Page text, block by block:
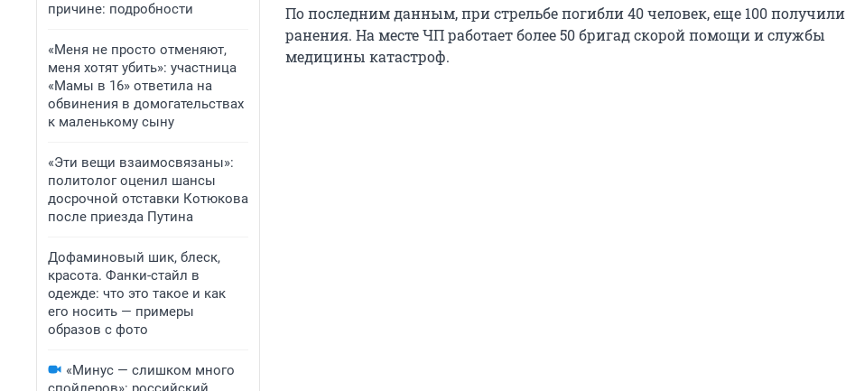
причине: подробности
«Меня не просто отменяют,
меня хотят убить»: участница
«Мамы в 16» ответила на
обвинения в домогательствах
к маленькому сыну
«Эти вещи взаимосвязаны»:
политолог оценил шансы
досрочной отставки Котюкова
после приезда Путина
Дофаминовый шик, блеск,
красота. Фанки-стайл в
одежде: что это такое и как
его носить — примеры
образов с фото
«Минус — слишком много
По последним данным, при стрельбе погибли 40 человек, еще 100 получили
ранения. На месте ЧП работает более 50 бригад скорой помощи и службы
медицины катастроф.